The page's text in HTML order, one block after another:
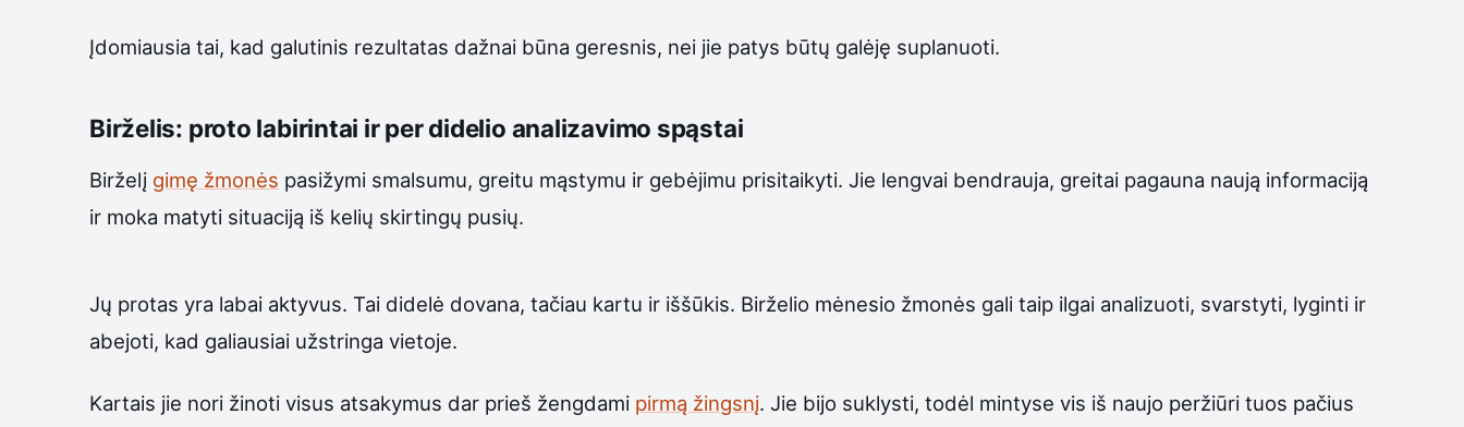
Įdomiausia tai, kad galutinis rezultatas dažnai būna geresnis, nei jie patys būtų galėję suplanuoti.
Birželis: proto labirintai ir per didelio analizavimo spąstai
Birželį gimę žmonės pasižymi smalsumu, greitu mąstymu ir gebėjimu prisitaikyti. Jie lengvai bendrauja, greitai pagauna naują informaciją
ir moka matyti situaciją iš kelių skirtingų pusių.
Jų protas yra labai aktyvus. Tai didelė dovana, tačiau kartu ir iššūkis. Birželio mėnesio žmonės gali taip ilgai analizuoti, svarstyti, lyginti ir
abejoti, kad galiausiai užstringa vietoje.
Kartais jie nori žinoti visus atsakymus dar prieš žengdami pirmą žingsnį. Jie bijo suklysti, todėl mintyse vis iš naujo peržiūri tuos pačius